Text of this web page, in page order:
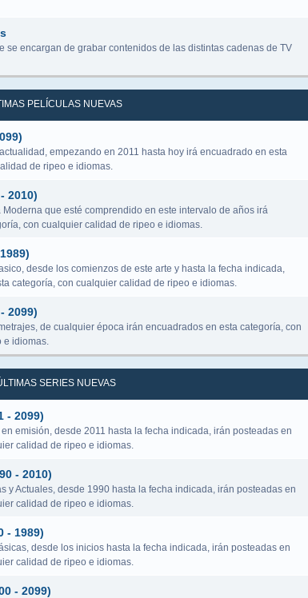
se encargan de grabar contenidos de las distintas cadenas de TV
PELÍCULAS NUEVAS
empezando en 2011 hasta hoy irá encuadrado en esta
de ripeo e idiomas.
2010)
que esté comprendido en este intervalo de años irá
con cualquier calidad de ripeo e idiomas.
desde los comienzos de este arte y hasta la fecha indicada,
categoría, con cualquier calidad de ripeo e idiomas.
2099)
de cualquier época irán encuadrados en esta categoría, con
e idiomas.
SERIES NUEVAS
- 2099)
emisión, desde 2011 hasta la fecha indicada, irán posteadas en
calidad de ripeo e idiomas.
- 2010)
y Actuales, desde 1990 hasta la fecha indicada, irán posteadas en
calidad de ripeo e idiomas.
- 1989)
desde los inicios hasta la fecha indicada, irán posteadas en
calidad de ripeo e idiomas.
- 2099)